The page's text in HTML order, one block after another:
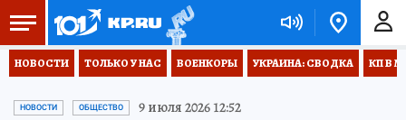
НОВОСТИ ТОЛЬКО У НАС ВОЕНКОРЫ УКРАИНА: СВОДКА КП В
НОВОСТИ ОБЩЕСТВО 9 июля 2026 12:52